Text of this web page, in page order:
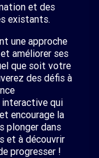
et des
existants.
une approche
améliorer ses
que soit votre
des défis à
interactive qui
encourage la
plonger dans
et à découvrir
progresser !